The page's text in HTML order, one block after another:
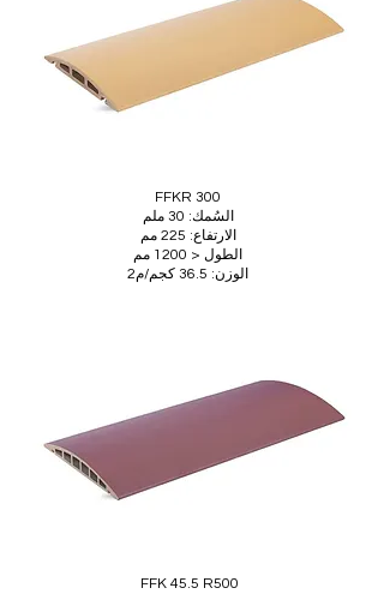
FFKR 300
السُمك: 30 ملم
الارتفاع: 225 مم
الطول < 1200 مم
الوزن: 36.5 كجم/م2
FFK 45.5 R500